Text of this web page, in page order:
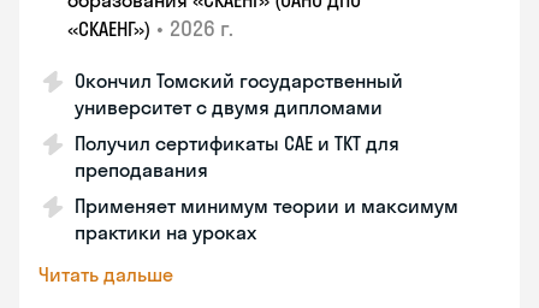
«СКАЕНГ») • 2026 г.
Окончил Томский государственный
университет с двумя дипломами
Получил сертификаты CAE и TKT для
преподавания
Применяет минимум теории и максимум
практики на уроках
Читать дальше